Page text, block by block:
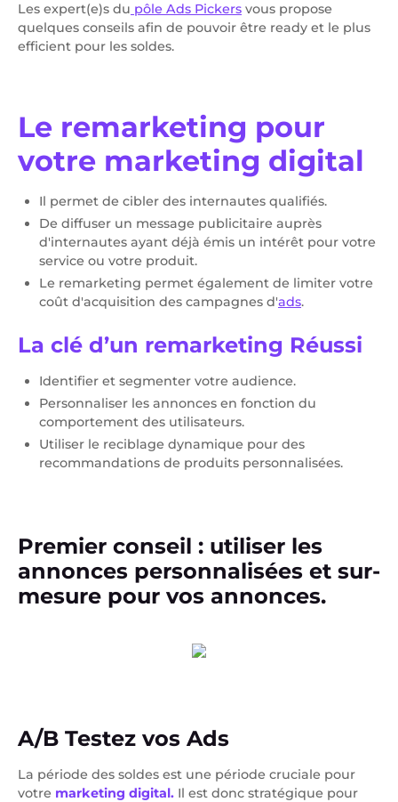
Les expert(e)s du pôle Ads Pickers vous propose
quelques conseils afin de pouvoir être ready et le plus
efficient pour les soldes.
Le remarketing pour
votre marketing digital
Il permet de cibler des internautes qualifiés.
De diffuser un message publicitaire auprès
d'internautes ayant déjà émis un intérêt pour votre
service ou votre produit.
Le remarketing permet également de limiter votre
coût d'acquisition des campagnes d'ads.
La clé d’un remarketing Réussi
Identifier et segmenter votre audience.
Personnaliser les annonces en fonction du
comportement des utilisateurs.
Utiliser le reciblage dynamique pour des
recommandations de produits personnalisées.
Premier conseil : utiliser les
annonces personnalisées et sur-
mesure pour vos annonces.
A/B Testez vos Ads
La période des soldes est une période cruciale pour
votre marketing digital. Il est donc stratégique pour